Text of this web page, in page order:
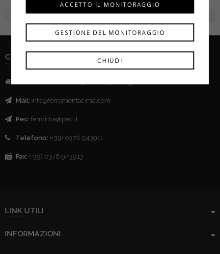
CONTATTI
Mail: info@ferramentacima.com
Pec: ferrcima@pec.it
Telefono: (+39) 0376 943911
Fax: (+39) 0376 943913
LINK UTILI
INFORMAZIONI
CHIUDI
GESTIONE DEL MONITORAGGIO
ACCETTO IL MONITORAGGIO